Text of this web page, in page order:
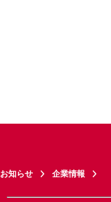
お知らせ 企業情報